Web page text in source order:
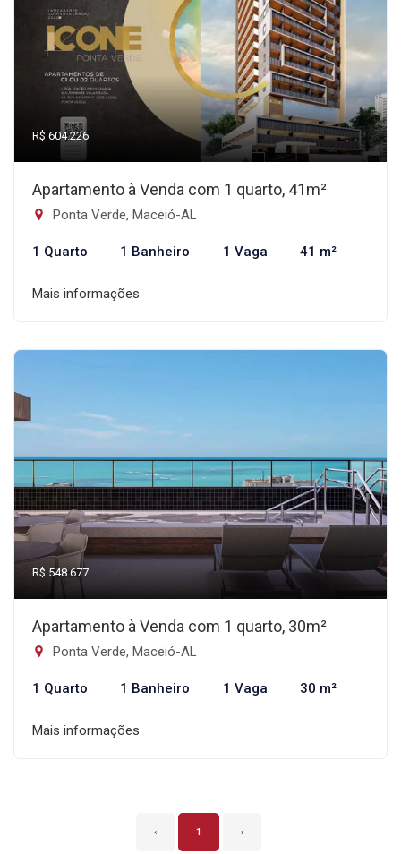
R$ 604.226
Apartamento à Venda com 1 quarto, 41m²
Ponta Verde, Maceió-AL
1 Quarto 1 Banheiro 1 Vaga 41 m²
Mais informações
R$ 548.677
Apartamento à Venda com 1 quarto, 30m²
Ponta Verde, Maceió-AL
1 Quarto 1 Banheiro 1 Vaga 30 m²
Mais informações
‹ 1 ›